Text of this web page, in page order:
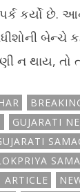
કર્યો છે.
બેન્ચે
ન થાય, તો
GUJARATI
ARTICLE